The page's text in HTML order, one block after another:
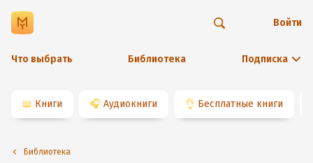
Что выбрать Библиотека Подписка
Войти
📖 Книги 🎧 Аудиокниги 👌 Бесплатные книги
Библиотека